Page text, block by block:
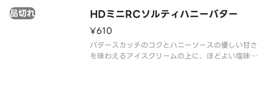
HDミニRCソルティハニーバター
品切れ
¥610
バタースカッチのコクとハニーソースの優しい甘さ
を味わえるアイスクリームの上に、ほどよい塩味を